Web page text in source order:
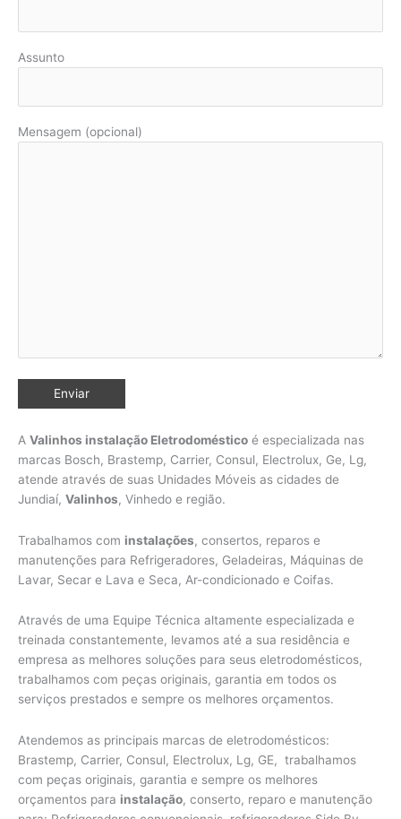
Assunto
Mensagem (opcional)
A Valinhos instalação Eletrodoméstico é especializada nas
marcas Bosch, Brastemp, Carrier, Consul, Electrolux, Ge, Lg,
atende através de suas Unidades Móveis as cidades de
Jundiaí, Valinhos, Vinhedo e região.
Trabalhamos com instalações, consertos, reparos e
manutenções para Refrigeradores, Geladeiras, Máquinas de
Lavar, Secar e Lava e Seca, Ar-condicionado e Coifas.
Através de uma Equipe Técnica altamente especializada e
treinada constantemente, levamos até a sua residência e
empresa as melhores soluções para seus eletrodomésticos,
trabalhamos com peças originais, garantia em todos os
serviços prestados e sempre os melhores orçamentos.
Atendemos as principais marcas de eletrodomésticos:
Brastemp, Carrier, Consul, Electrolux, Lg, GE, trabalhamos
com peças originais, garantia e sempre os melhores
orçamentos para instalação, conserto, reparo e manutenção